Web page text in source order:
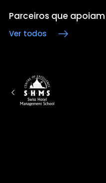
Parceiros que
Ver todos